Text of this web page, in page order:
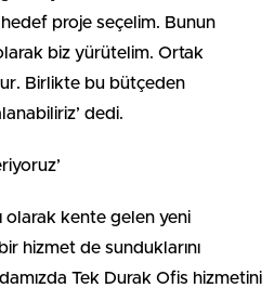
proje seçelim. Bunun
biz yürütelim. Ortak
Birlikte bu bütçeden
dedi.
olarak kente gelen yeni
hizmet de sunduklarını
Tek Durak Ofis hizmetini